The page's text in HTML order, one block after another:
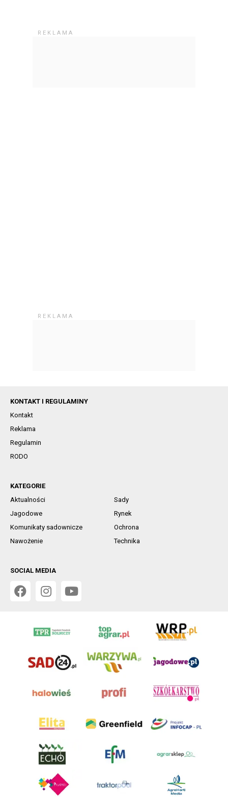
KONTAKT I REGULAMINY
Kontakt
Reklama
Regulamin
RODO
KATEGORIE
Aktualności
Sady
Jagodowe
Rynek
Komunikaty sadownicze
Ochrona
Nawożenie
Technika
SOCIAL MEDIA